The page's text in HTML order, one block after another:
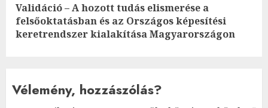
Next
post:
Validáció – A hozott tudás elismerése a
felsőoktatásban és az Országos képesítési
keretrendszer kialakítása Magyarországon
Vélemény, hozzászólás?